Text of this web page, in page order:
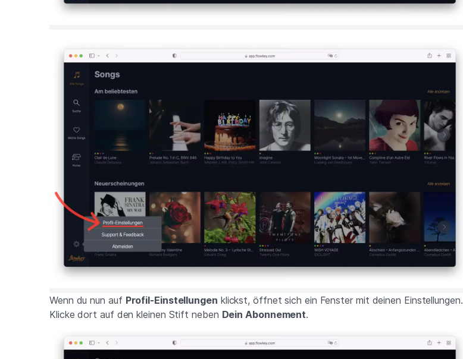
Wenn du nun auf Profil-Einstellungen klickst, öffnet sich ein Fenster mit deinen Einstellungen.
Klicke dort auf den kleinen Stift neben Dein Abonnement.